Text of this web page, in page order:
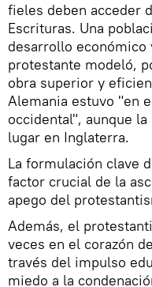
fieles deben acceder
Escrituras. Una
desarrollo
protestante modeló,
obra superior y
Alemania estuvo "en
occidental", aunque
lugar en Inglaterra.
La formulación clave
factor crucial de la
apego del
Además, el
veces en el corazón
través del impulso
miedo a la